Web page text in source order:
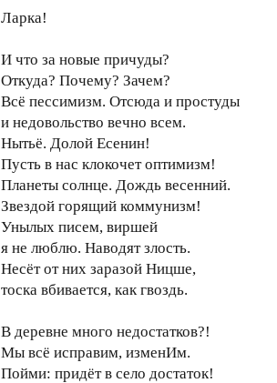
Ларка!
И что за новые причуды?
Откуда? Почему? Зачем?
Всё пессимизм. Отсюда и простуды
и недовольство вечно всем.
Нытьё. Долой Есенин!
Пусть в нас клокочет оптимизм!
Планеты солнце. Дождь весенний.
Звездой горящий коммунизм!
Унылых писем, виршей
я не люблю. Наводят злость.
Несёт от них заразой Ницше,
тоска вбивается, как гвоздь.
В деревне много недостатков?!
Мы всё исправим, изменИм.
Пойми: придёт в село достаток!